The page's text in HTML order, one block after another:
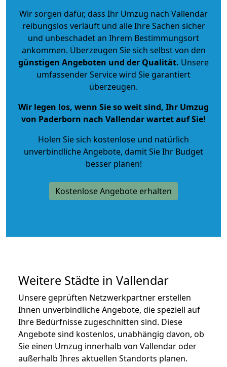
Wir sorgen dafür, dass Ihr Umzug nach Vallendar
reibungslos verläuft und alle Ihre Sachen sicher
und unbeschadet an Ihrem Bestimmungsort
ankommen. Überzeugen Sie sich selbst von den
günstigen Angeboten und der Qualität. Unsere
umfassender Service wird Sie garantiert
überzeugen.
Wir legen los, wenn Sie so weit sind, Ihr Umzug
von Paderborn nach Vallendar wartet auf Sie!
Holen Sie sich kostenlose und natürlich
unverbindliche Angebote, damit Sie Ihr Budget
besser planen!
Kostenlose Angebote erhalten
Weitere Städte in Vallendar
Unsere geprüften Netzwerkpartner erstellen
Ihnen unverbindliche Angebote, die speziell auf
Ihre Bedürfnisse zugeschnitten sind. Diese
Angebote sind kostenlos, unabhängig davon, ob
Sie einen Umzug innerhalb von Vallendar oder
außerhalb Ihres aktuellen Standorts planen.